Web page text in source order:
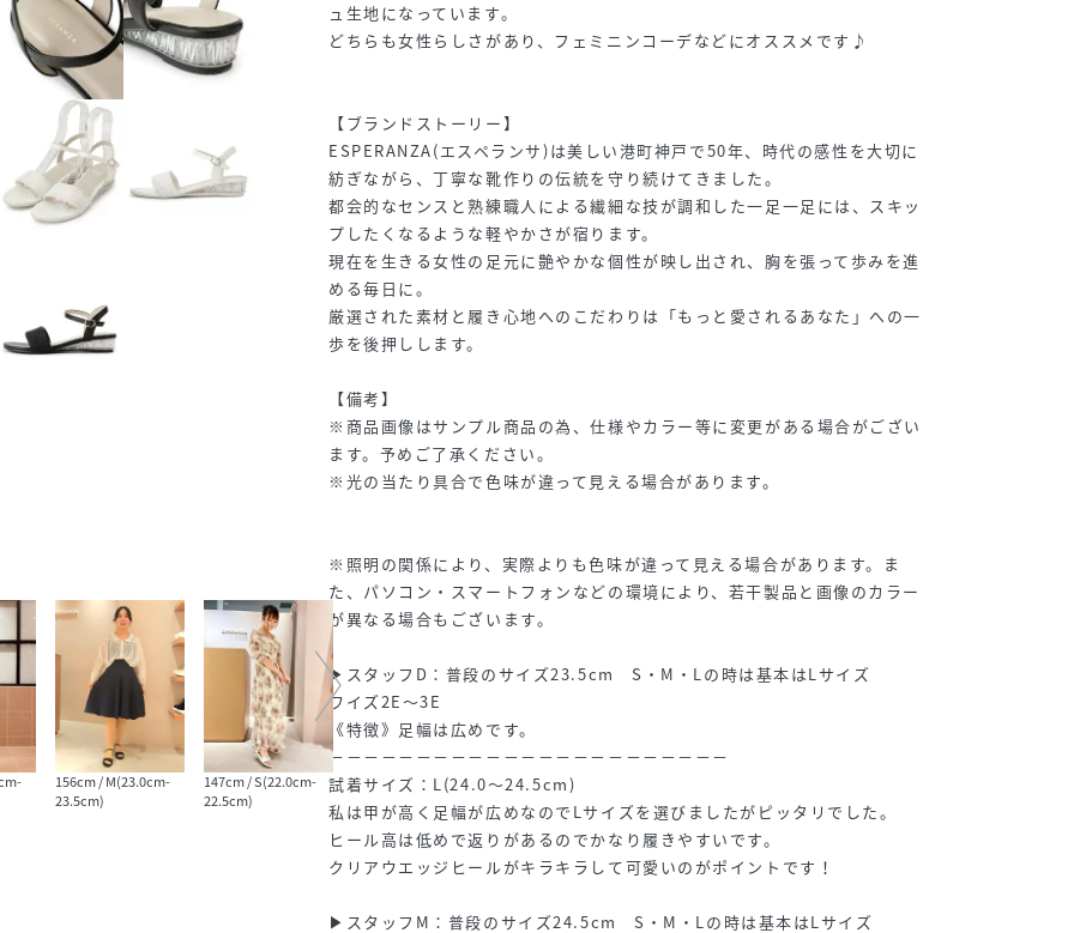
156cm / M(23.0cm-
23.5cm)
147cm / S(22.0cm-
22.5cm)
164cm / S(22.0cm-
22.5cm)
145cm / S(22.0cm-
22.5cm)
24.5cm)
24.5cm)
ュ生地になっています。
どちらも女性らしさがあり、フェミニンコーデなどにオススメです♪
【ブランドストーリー】
ESPERANZA(エスペランサ)は美しい港町神戸で50年、時代の感性を大切に
紡ぎながら、丁寧な靴作りの伝統を守り続けてきました。
都会的なセンスと熟練職人による繊細な技が調和した一足一足には、スキッ
プしたくなるような軽やかさが宿ります。
現在を生きる女性の足元に艶やかな個性が映し出され、胸を張って歩みを進
める毎日に。
厳選された素材と履き心地へのこだわりは「もっと愛されるあなた」への一
歩を後押しします。
【備考】
※商品画像はサンプル商品の為、仕様やカラー等に変更がある場合がござい
ます。予めご了承ください。
※光の当たり具合で色味が違って見える場合があります。
※照明の関係により、実際よりも色味が違って見える場合があります。ま
た、パソコン・スマートフォンなどの環境により、若干製品と画像のカラー
が異なる場合もございます。
▶スタッフD：普段のサイズ23.5cm S・M・Lの時は基本はLサイズ
ワイズ2E～3E
《特徴》足幅は広めです。
－－－－－－－－－－－－－－－－－－－－－－－
試着サイズ：L(24.0～24.5cm)
私は甲が高く足幅が広めなのでLサイズを選びましたがピッタリでした。
ヒール高は低めで返りがあるのでかなり履きやすいです。
クリアウエッジヒールがキラキラして可愛いのがポイントです！
▶スタッフM：普段のサイズ24.5cm S・M・Lの時は基本はLサイズ